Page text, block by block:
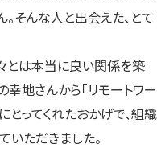
そんな人と出会えた、とて
とは本当に良い関係を築
地さんから「リモートワー
ってくれたおかげで、組織
いただきました。